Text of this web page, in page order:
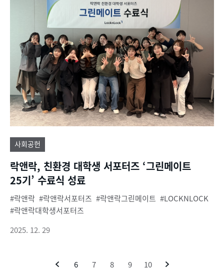
사회공헌
락앤락, 친환경 대학생 서포터즈 ‘그린메이트
25기’ 수료식 성료
락앤락 락앤락서포터즈 락앤락그린메이트
LOCKNLOCK
락앤락대학생서포터즈
2025. 12. 29
6 7 8 9 10